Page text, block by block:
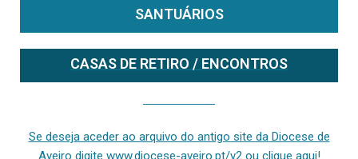
SANTUÁRIOS
CASAS DE RETIRO / ENCONTROS
Se deseja aceder ao arquivo do antigo site da Diocese de
Aveiro digite www.diocese-aveiro.pt/v2 ou clique aqui!